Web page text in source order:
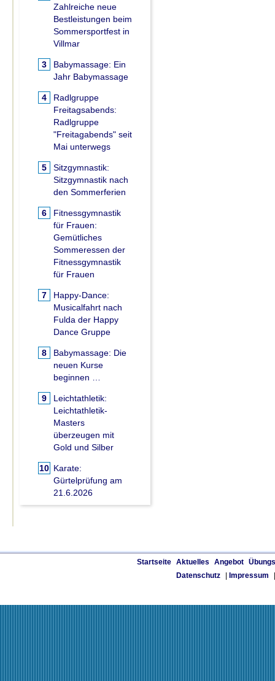
Zahlreiche neue
Bestleistungen beim
Sommersportfest in
Villmar
3 Babymassage: Ein
Jahr Babymassage
4
Radlgruppe
Freitagsabends:
Radlgruppe
"Freitagabends" seit
Mai unterwegs
5
Sitzgymnastik:
Sitzgymnastik nach
den Sommerferien
6
Fitnessgymnastik
für Frauen:
Gemütliches
Sommeressen der
Fitnessgymnastik
für Frauen
7
Happy-Dance:
Musicalfahrt nach
Fulda der Happy
Dance Gruppe
8 Babymassage: Die
neuen Kurse
beginnen …
9
Leichtathletik:
Leichtathletik-
Masters
überzeugen mit
Gold und Silber
10 Karate:
Gürtelprüfung am
21.6.2026
Startseite Aktuelles Angebot
Datenschutz
Impressum